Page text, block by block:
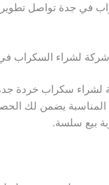
في جدة تواصل تطوير
شركة لشراء السكراب
لشراء سكراب خردة
المناسبة يضمن لك
بيع سلسة.